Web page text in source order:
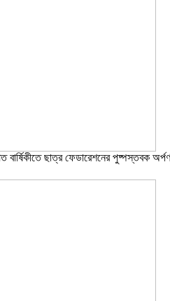
বার্ষিকীতে ছাত্র ফেডারেশনের পুষ্পস্তবক অর্পণ